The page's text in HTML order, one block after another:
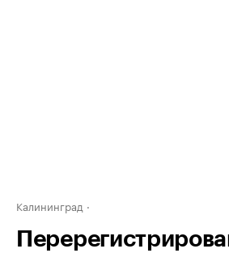
Калининград